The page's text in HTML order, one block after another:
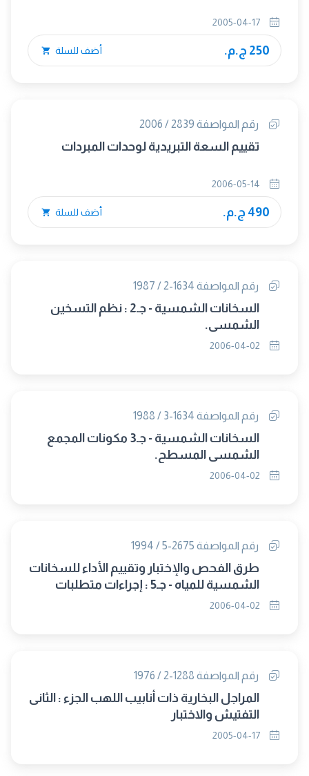
250 ج.م. أضف للسلة
رقم المواصفة 2839 / 2006
تقييم السعة التبريدية لوحدات المبردات
490 ج.م. أضف للسلة
رقم المواصفة 1634-2 / 1987
السخانات الشمسية - جـ2 : نظم التسخين
الشمسى.
رقم المواصفة 1634-3 / 1988
السخانات الشمسية - جـ3 مكونات المجمع
الشمسى المسطح.
رقم المواصفة 2675-5 / 1994
طرق الفحص والإختبار وتقييم الأداء للسخانات
الشمسية للمياه - جـ5 : إجراءات متطلبات
إصدار شهادات الصلاحية للعمل المتطلبات
رقم المواصفة 1288-2 / 1976
المراجل البخارية ذات أنابيب اللهب الجزء : الثانى
التفتيش والاختبار